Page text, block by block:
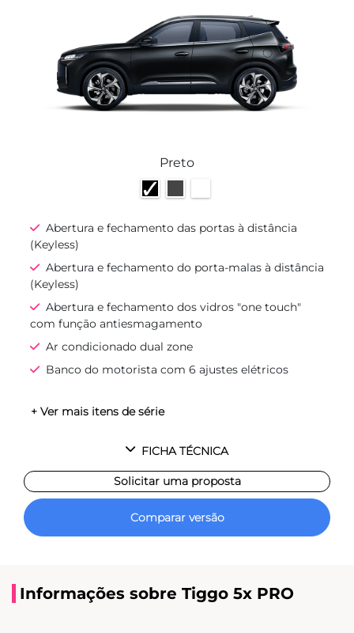
Preto
Abertura e fechamento das portas à distância
(Keyless)
Abertura e fechamento do porta-malas à distância
(Keyless)
Abertura e fechamento dos vidros "one touch"
com função antiesmagamento
Ar condicionado dual zone
Banco do motorista com 6 ajustes elétricos
+ Ver mais itens de série
FICHA TÉCNICA
Solicitar uma proposta
Comparar versão
Informações sobre Tiggo 5x PRO